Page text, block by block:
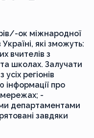
ок міжнародної
які зможуть:
вчителів з
та школах. Залучати
регіонів
про
мережах; -
департаментами
завдяки